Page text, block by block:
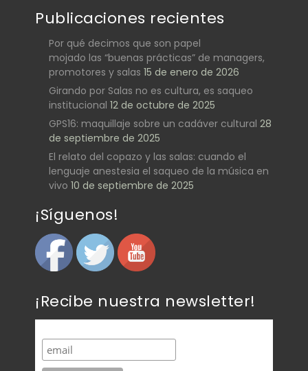
Publicaciones recientes
Por qué decimos que son papel
mojado las “buenas prácticas” de managers,
promotores y salas 15 de enero de 2026
Girando por Salas no es cultura, es saqueo
institucional 12 de octubre de 2025
GPS16: maquillaje sobre un cadáver cultural 28
de septiembre de 2025
El relato del copazo y las salas: cuando el
lenguaje anestesia el saqueo de la música en
vivo 10 de septiembre de 2025
¡Síguenos!
¡Recibe nuestra newsletter!